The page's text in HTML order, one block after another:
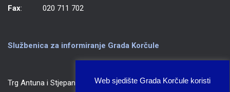
Fax: 020 711 702
Službenica za informiranje Grada Korčule
Trg Antuna i Stjepana Radića 1, 20260 Korčula
Web sjedište Grada Korčule koristi